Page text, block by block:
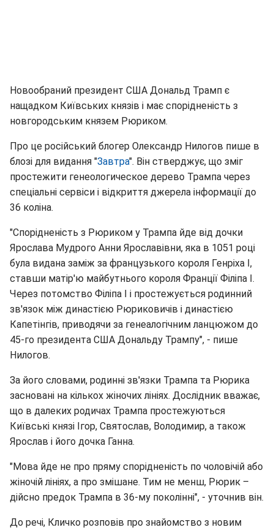
Новообраний президент США Дональд Трамп є
нащадком Київських князів і має спорідненість з
новгородським князем Рюриком.
Про це російський блогер Олександр Нилогов пише в
блозі для видання "Завтра". Він стверджує, що зміг
простежити генеологическое дерево Трампа через
спеціальні сервіси і відкриття джерела інформації до
36 коліна.
"Спорідненість з Рюриком у Трампа йде від дочки
Ярослава Мудрого Анни Ярославівни, яка в 1051 році
була видана заміж за французького короля Генріха I,
ставши матір'ю майбутнього короля Франції Філіпа I.
Через потомство Філіпа I і простежується родинний
зв'язок між династією Рюриковичів і династією
Капетінгів, приводячи за генеалогічним ланцюжом до
45-го президента США Дональду Трампу", - пише
Нилогов.
За його словами, родинні зв'язки Трампа та Рюрика
засновані на кількох жіночих лініях. Дослідник вважає,
що в далеких родичах Трампа простежуються
Київські князі Ігор, Святослав, Володимир, а також
Ярослав і його дочка Ганна.
"Мова йде не про пряму спорідненість по чоловічій або
жіночій лініях, а про змішане. Тим не менш, Рюрик –
дійсно предок Трампа в 36-му поколінні", - уточнив він.
До речі, Кличко розповів про знайомство з новим